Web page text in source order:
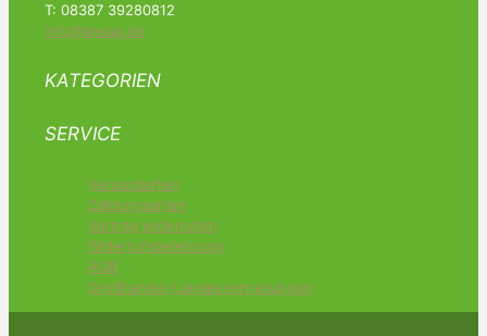
T: 08387 39280812
info@alwag.de
KATEGORIEN
SERVICE
Versandarten
Zahlungsarten
Vertrag widerrufen
Widerrufsbelehrung
AGB
Großhandel-Landesvertretungen